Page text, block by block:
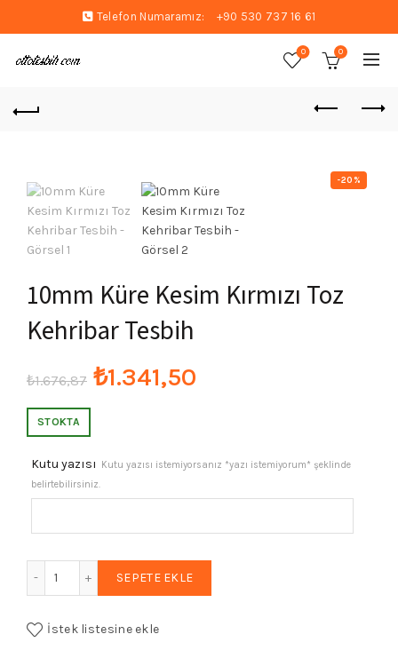
Telefon Numaramız: +90 530 737 16 61
0 0
-20%
10mm Küre Kesim Kırmızı Toz
Kehribar Tesbih
₺1.676,87 Orijinal
₺1.676,87.
₺1.341,50
fiyat:
₺1.341,50.
STOKTA
Kutu yazısı
Kutu yazısı istemiyorsanız *yazı istemiyorum* şeklinde
belirtebilirsiniz.
SEPETE EKLE
İstek listesine ekle